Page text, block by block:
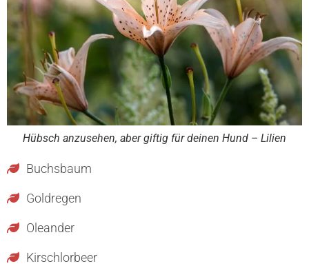
Hübsch anzusehen, aber giftig für deinen Hund – Lilien
Buchsbaum
Goldregen
Oleander
Kirschlorbeer